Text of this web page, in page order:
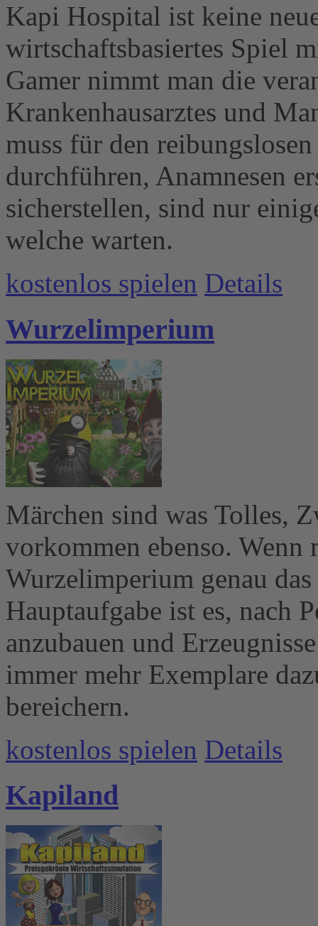
Kapi Hospital ist keine
wirtschaftsbasiertes Spiel
Gamer nimmt man die
Krankenhausarztes und
muss für den
durchführen, Anamnesen
sicherstellen, sind nur
welche warten.
kostenlos spielen Details
Wurzelimperium
Märchen sind was Tolles,
vorkommen ebenso. Wenn
Wurzelimperium genau
Hauptaufgabe ist es, nach
anzubauen und
immer mehr Exemplare
bereichern.
kostenlos spielen Details
Kapiland